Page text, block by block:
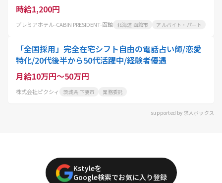
時給1,200円
プレミアホテル-CABIN PRESIDENT-函館 北海道 函館市 アルバイト・パート
「全国採用」完全在宅シフト自由の電話占い師/恋愛
特化/20代後半から50代活躍中/経験者優遇
月給10万円～50万円
株式会社ピクシィ 茨城県 下妻市 業務委託
supported by 求人ボックス
Kstyleを
Google検索でお気に入り登録